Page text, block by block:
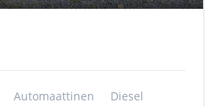
Automaattinen Diesel